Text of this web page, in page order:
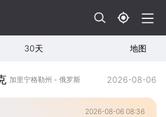
30天 地图
加里宁格勒州 - 俄罗斯 2026-08-06
2026-08-06 08:36